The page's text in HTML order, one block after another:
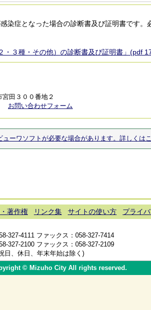
染症となった場合の診断書及び証明書です。
・３種・その他）の診断書及び証明書」(pdf
田３００番地２
お問い合わせフォーム
ーワソフトが必要な場合があります。詳しくは
著作権 リンク集 サイトの使い方
プライ
327-4111 ファックス：058-327-7414
327-2100 ファックス：058-327-2109
日、休日、年末年始は除く)
© Mizuho City All rights reserved.